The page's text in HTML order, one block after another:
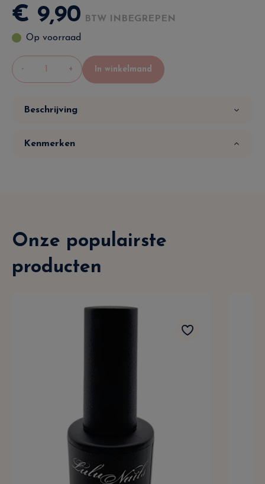
€ 9,90
BTW INBEGREPEN
Op voorraad
- + In winkelmand
Beschrijving
Kenmerken
Onze populairste
producten